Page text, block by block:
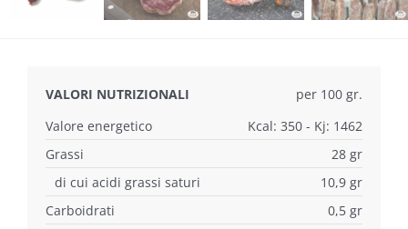
VALORI NUTRIZIONALI
per 100 gr.
Valore energetico
Kcal: 350 - Kj: 1462
Grassi
28 gr
di cui acidi grassi saturi
10,9 gr
Carboidrati
0,5 gr